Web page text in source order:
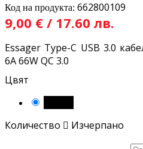
Код на продукта: 662800109
9,00 € / 17.60 лв.
Essager Type-C USB 3.0
6A 66W QC 3.0
Цвят
Количество  Изчерпано